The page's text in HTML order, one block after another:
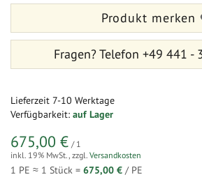
Lieferzeit 7-10 Werktage
Verfügbarkeit: auf Lager
675,00 € / 1
inkl. 19% MwSt., zzgl. Versandkosten
1 PE ≈ 1 Stück = 675,00 € / PE
Produkt merken
Fragen?Telefon +49 441 -